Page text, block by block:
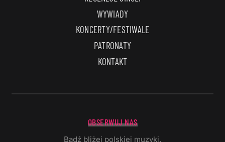
WYWIADY
KONCERTY/FESTIWALE
PATRONATY
KONTAKT
OBSERWUJ NAS
Bądź bliżej polskiej muzyki.